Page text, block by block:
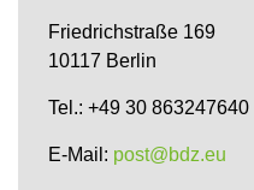
Friedrichstraße 169
10117 Berlin
Tel.: +49 30 863247640
E-Mail: post@bdz.eu